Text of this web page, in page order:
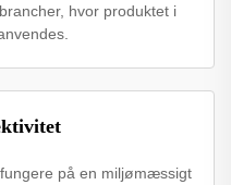
hvor produktet i
på en miljømæssigt